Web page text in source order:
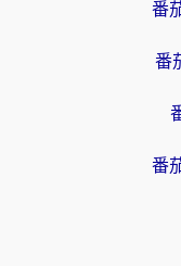
番
番
番